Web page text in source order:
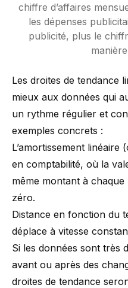
chiffre d’affaires
les dépenses
publicité, plus le
Les droites de tendance
mieux aux données qui
un rythme régulier et
exemples concrets :
L’amortissement linéaire
en comptabilité, où la
même montant à chaque
zéro.
Distance en fonction du
déplace à vitesse
Si les données sont très
avant ou après des
droites de tendance